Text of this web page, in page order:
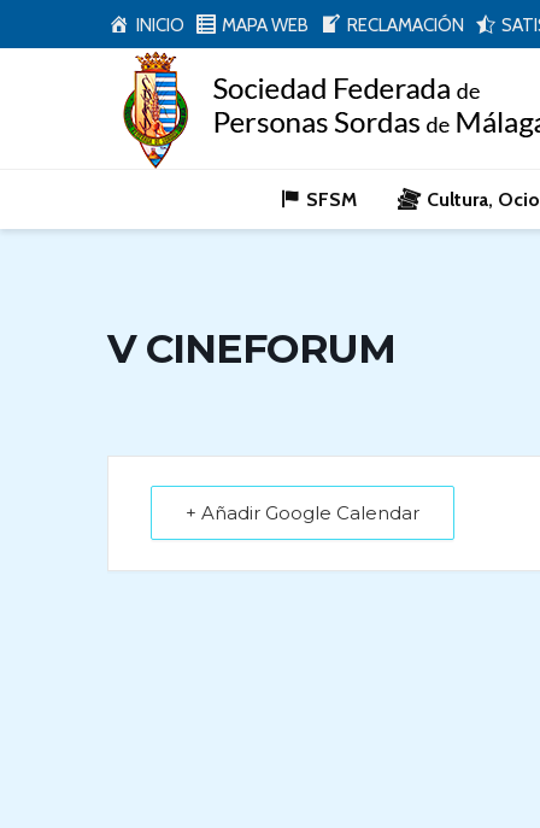
INICIO MAPA WEB RECLAMACIÓN
SFSM Cultura,
V CINEFORUM
+ Añadir Google Calendar